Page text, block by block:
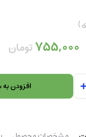
)
755,000تومان
افزودن